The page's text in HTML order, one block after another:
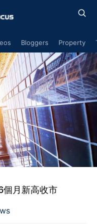
Bloggers Property
個月新高收市